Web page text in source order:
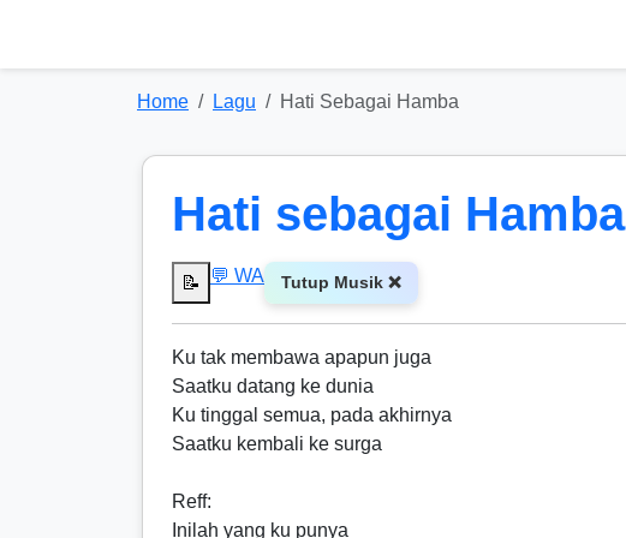
Home Lagu Hati Sebagai Hamba
Hati sebagai Hamba
📝 💬 WA Tutup Musik ❌
Ku tak membawa apapun juga
Saatku datang ke dunia
Ku tinggal semua, pada akhirnya
Saatku kembali ke surga
Reff:
Inilah yang ku punya